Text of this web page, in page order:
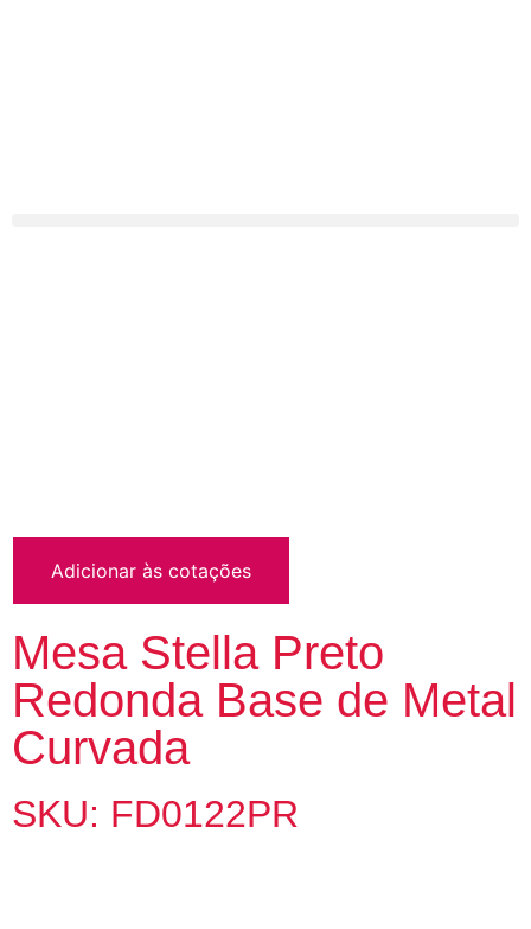
Adicionar às cotações
Mesa Stella Preto
Redonda Base de Metal
Curvada
SKU: FD0122PR